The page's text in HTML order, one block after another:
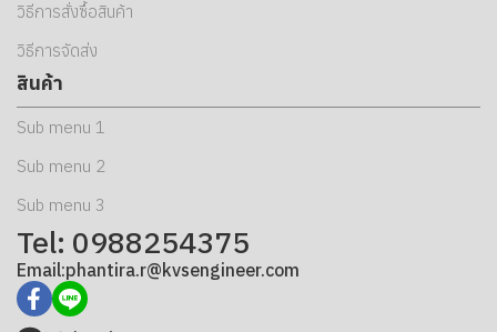
วิธีการสั่งซื้อสินค้า
วิธีการจัดส่ง
สินค้า
Sub menu 1
Sub menu 2
Sub menu 3
Tel: 0988254375
Email:phantira.r@kvsengineer.com